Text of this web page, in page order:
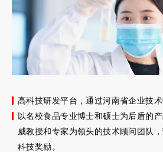
高科技研发平台，通过河南省企业技
以名校食品专业博士和硕士为后盾的
威教授和专家为领头的技术顾问团队
科技奖励。